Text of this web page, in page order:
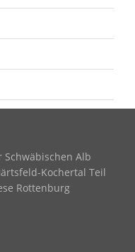
Alb
Kochertal Teil
Rottenburg